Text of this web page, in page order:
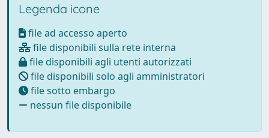
Legenda icone
file ad accesso aperto
file disponibili sulla rete interna
file disponibili agli utenti autorizzati
file disponibili solo agli amministratori
file sotto embargo
nessun file disponibile